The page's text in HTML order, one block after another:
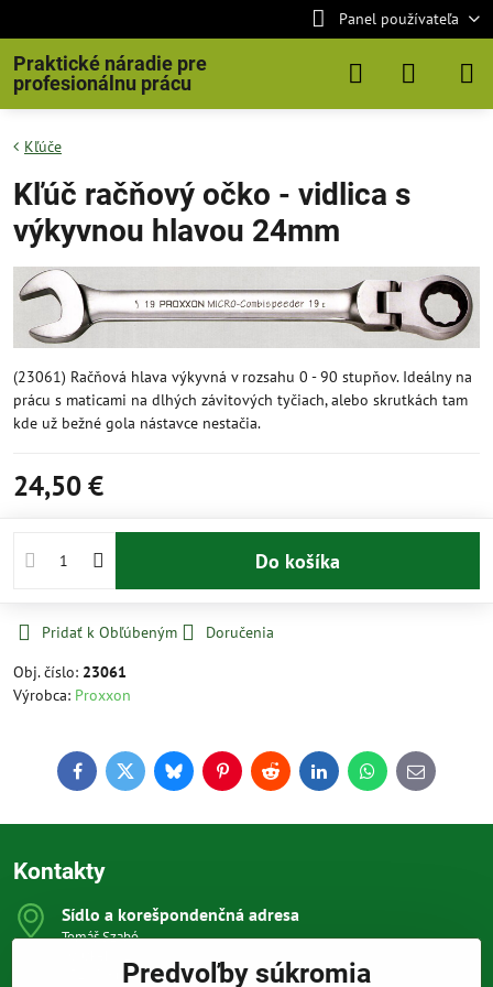
Panel používateľa
Praktické náradie pre
profesionálnu prácu
Kľúče
Kľúč račňový očko - vidlica s
výkyvnou hlavou 24mm
(23061) Račňová hlava výkyvná v rozsahu 0 - 90 stupňov. Ideálny na
prácu s maticami na dlhých závitových tyčiach, alebo skrutkách tam
kde už bežné gola nástavce nestačia.
24,50 €
Do košíka
Pridať k Obľúbeným
Doručenia
Obj. číslo: 23061
Výrobca: Proxxon
FacebookTwitterBlueskyPinterestReddit LinkedInWhatsApp
E-
mail
Kontakty
Sídlo a korešpondenčná adresa
Tomáš Szabó
851 03 BratislavaPredvoľby súkromia